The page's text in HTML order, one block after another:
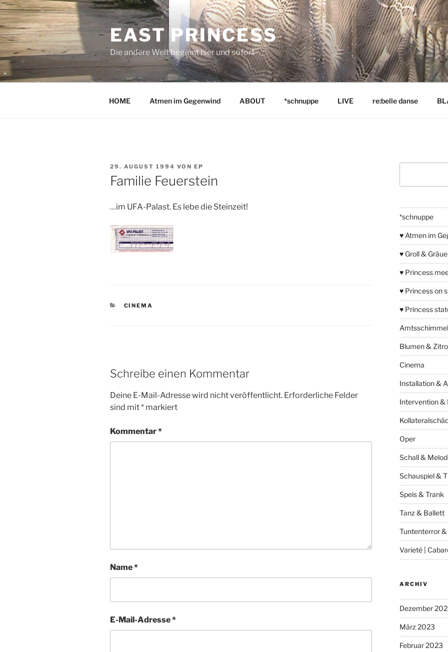
Zum
Inhalt
springen
EAST PRINCESS
Die andere Welt beginnt hier und sofort
HOME Atmen im Gegenwind ABOUT *schnuppe LIVE re:belle danse
VERÖFFENTLICHT
AM
29. AUGUST 1994 VON EP
Familie Feuerstein
…im UFA-Palast. Es lebe die Steinzeit!
KATEGORIEN
CINEMA
Schreibe einen Kommentar
Deine E-Mail-Adresse wird nicht veröffentlicht. Erforderliche Felder
sind mit* markiert
Kommentar*
Name*
E-Mail-Adresse*
*schnuppe
♥ Atmen im
♥ Groll &
♥ Princess
♥ Princess on
♥ Princess
Amtsschimmel
Blumen &
Cinema
Installation &
Intervention &
Oper
Schall &
Schauspiel &
Speis & Trank
Tanz & Ballett
Tuntenterror &
Varieté |
ARCHIV
Dezember
März 2023
Februar 2023